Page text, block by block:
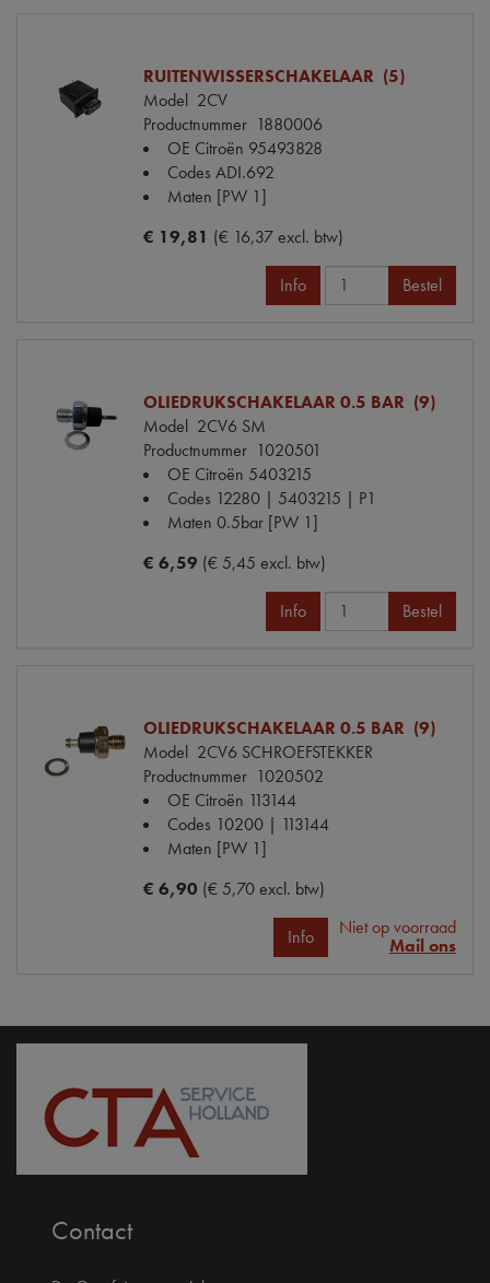
RUITENWISSERSCHAKELAAR (5)
Model 2CV
Productnummer 1880006
OE Citroën 95493828
Codes ADI.692
Maten [PW 1]
€ 19,81 (€ 16,37 excl. btw)
Info Bestel
OLIEDRUKSCHAKELAAR 0.5 BAR (9)
Model 2CV6 SM
Productnummer 1020501
OE Citroën 5403215
Codes 12280 | 5403215 | P1
Maten 0.5bar [PW 1]
€ 6,59 (€ 5,45 excl. btw)
Info Bestel
OLIEDRUKSCHAKELAAR 0.5 BAR (9)
Model 2CV6 SCHROEFSTEKKER
Productnummer 1020502
OE Citroën 113144
Codes 10200 | 113144
Maten [PW 1]
€ 6,90 (€ 5,70 excl. btw)
Info
Niet op voorraad
Mail ons
Contact